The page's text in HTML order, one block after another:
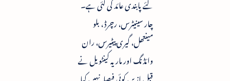
چار سینیٹرس، رچرڈ ، بلو
مینتھل، گیری پیٹیرس، ران
وائڈنگ اور ماریہ کینٹویل نے